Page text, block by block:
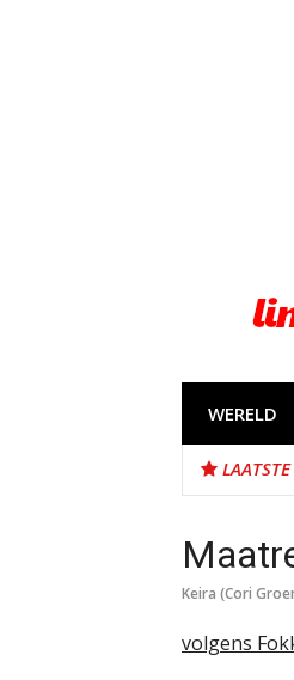
WERELD
Keira (Cori
volgens